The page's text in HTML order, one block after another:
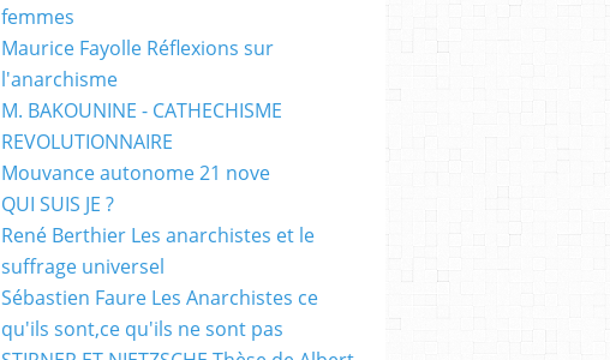
femmes
Maurice Fayolle Réflexions sur
l'anarchisme
M. BAKOUNINE - CATHECHISME
REVOLUTIONNAIRE
Mouvance autonome 21 nove
QUI SUIS JE ?
René Berthier Les anarchistes et le
suffrage universel
Sébastien Faure Les Anarchistes ce
qu'ils sont,ce qu'ils ne sont pas